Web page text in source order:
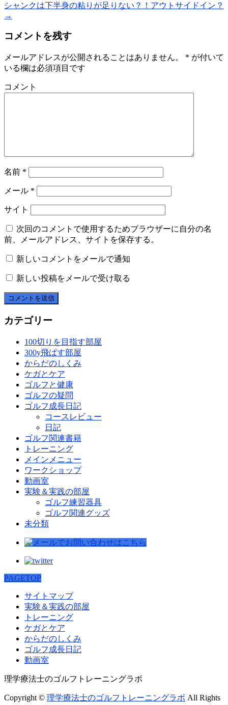
シャンクは下半身の粘りが足りない？！アウトサイドイン？
→
コメントを残す
メールアドレスが公開されることはありません。 * が付いて
いる欄は必須項目です
コメント
名前 *
メール *
サイト
次回のコメントで使用するためブラウザーに自分の名
前、メールアドレス、サイトを保存する。
新しいコメントをメールで通知
新しい投稿をメールで受け取る
カテゴリー
100切りを目指す部屋
300y飛ばす部屋
からだのしくみ
ケガとケア
ゴルフと健康
ゴルフの疑問
ゴルフ成長日記
コースレビュー
日記
ゴルフ関連書籍
トレーニング
メインメニュー
ワークショップ
動画室
実験＆実践の部屋
ゴルフ練習器具
ゴルフ関連グッズ
未分類
PAGETOP
サイトマップ
実験＆実践の部屋
トレーニング
ケガとケア
からだのしくみ
ゴルフ成長日記
動画室
理学療法士のゴルフトレーニングラボ
Copyright © 理学療法士のゴルフトレーニングラボ All Rights